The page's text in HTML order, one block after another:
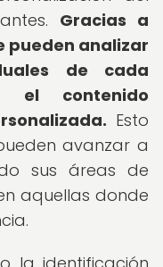
Gracias a
pueden analizar
de cada
el contenido
Esto
avanzar a
sus áreas de
aquellas donde